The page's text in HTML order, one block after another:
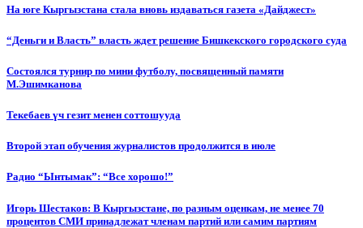
На юге Кыргызстана стала вновь издаваться газета «Дайджест»
“Деньги и Власть” власть ждет решение Бишкекского городского суда
Состоялся турнир по мини футболу, посвященный памяти
М.Эшимканова
Текебаев үч гезит менен соттошууда
Второй этап обучения журналистов продолжится в июле
Радио “Ынтымак”: “Все хорошо!”
Игорь Шестаков: В Кыргызстане, по разным оценкам, не менее 70
процентов СМИ принадлежат членам партий или самим партиям